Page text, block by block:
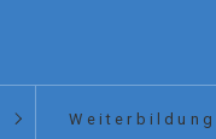
Weiterbildung